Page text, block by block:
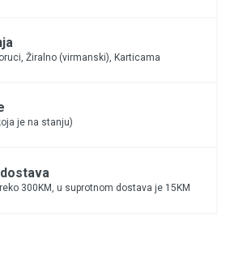
Žiralno (virmanski), Karticama
je na stanju)
300KM, u suprotnom dostava je 15KM